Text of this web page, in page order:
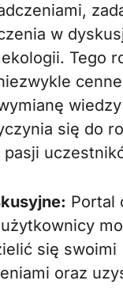
w
Tego
wiedzy
się do
Portal
się swoimi
oraz